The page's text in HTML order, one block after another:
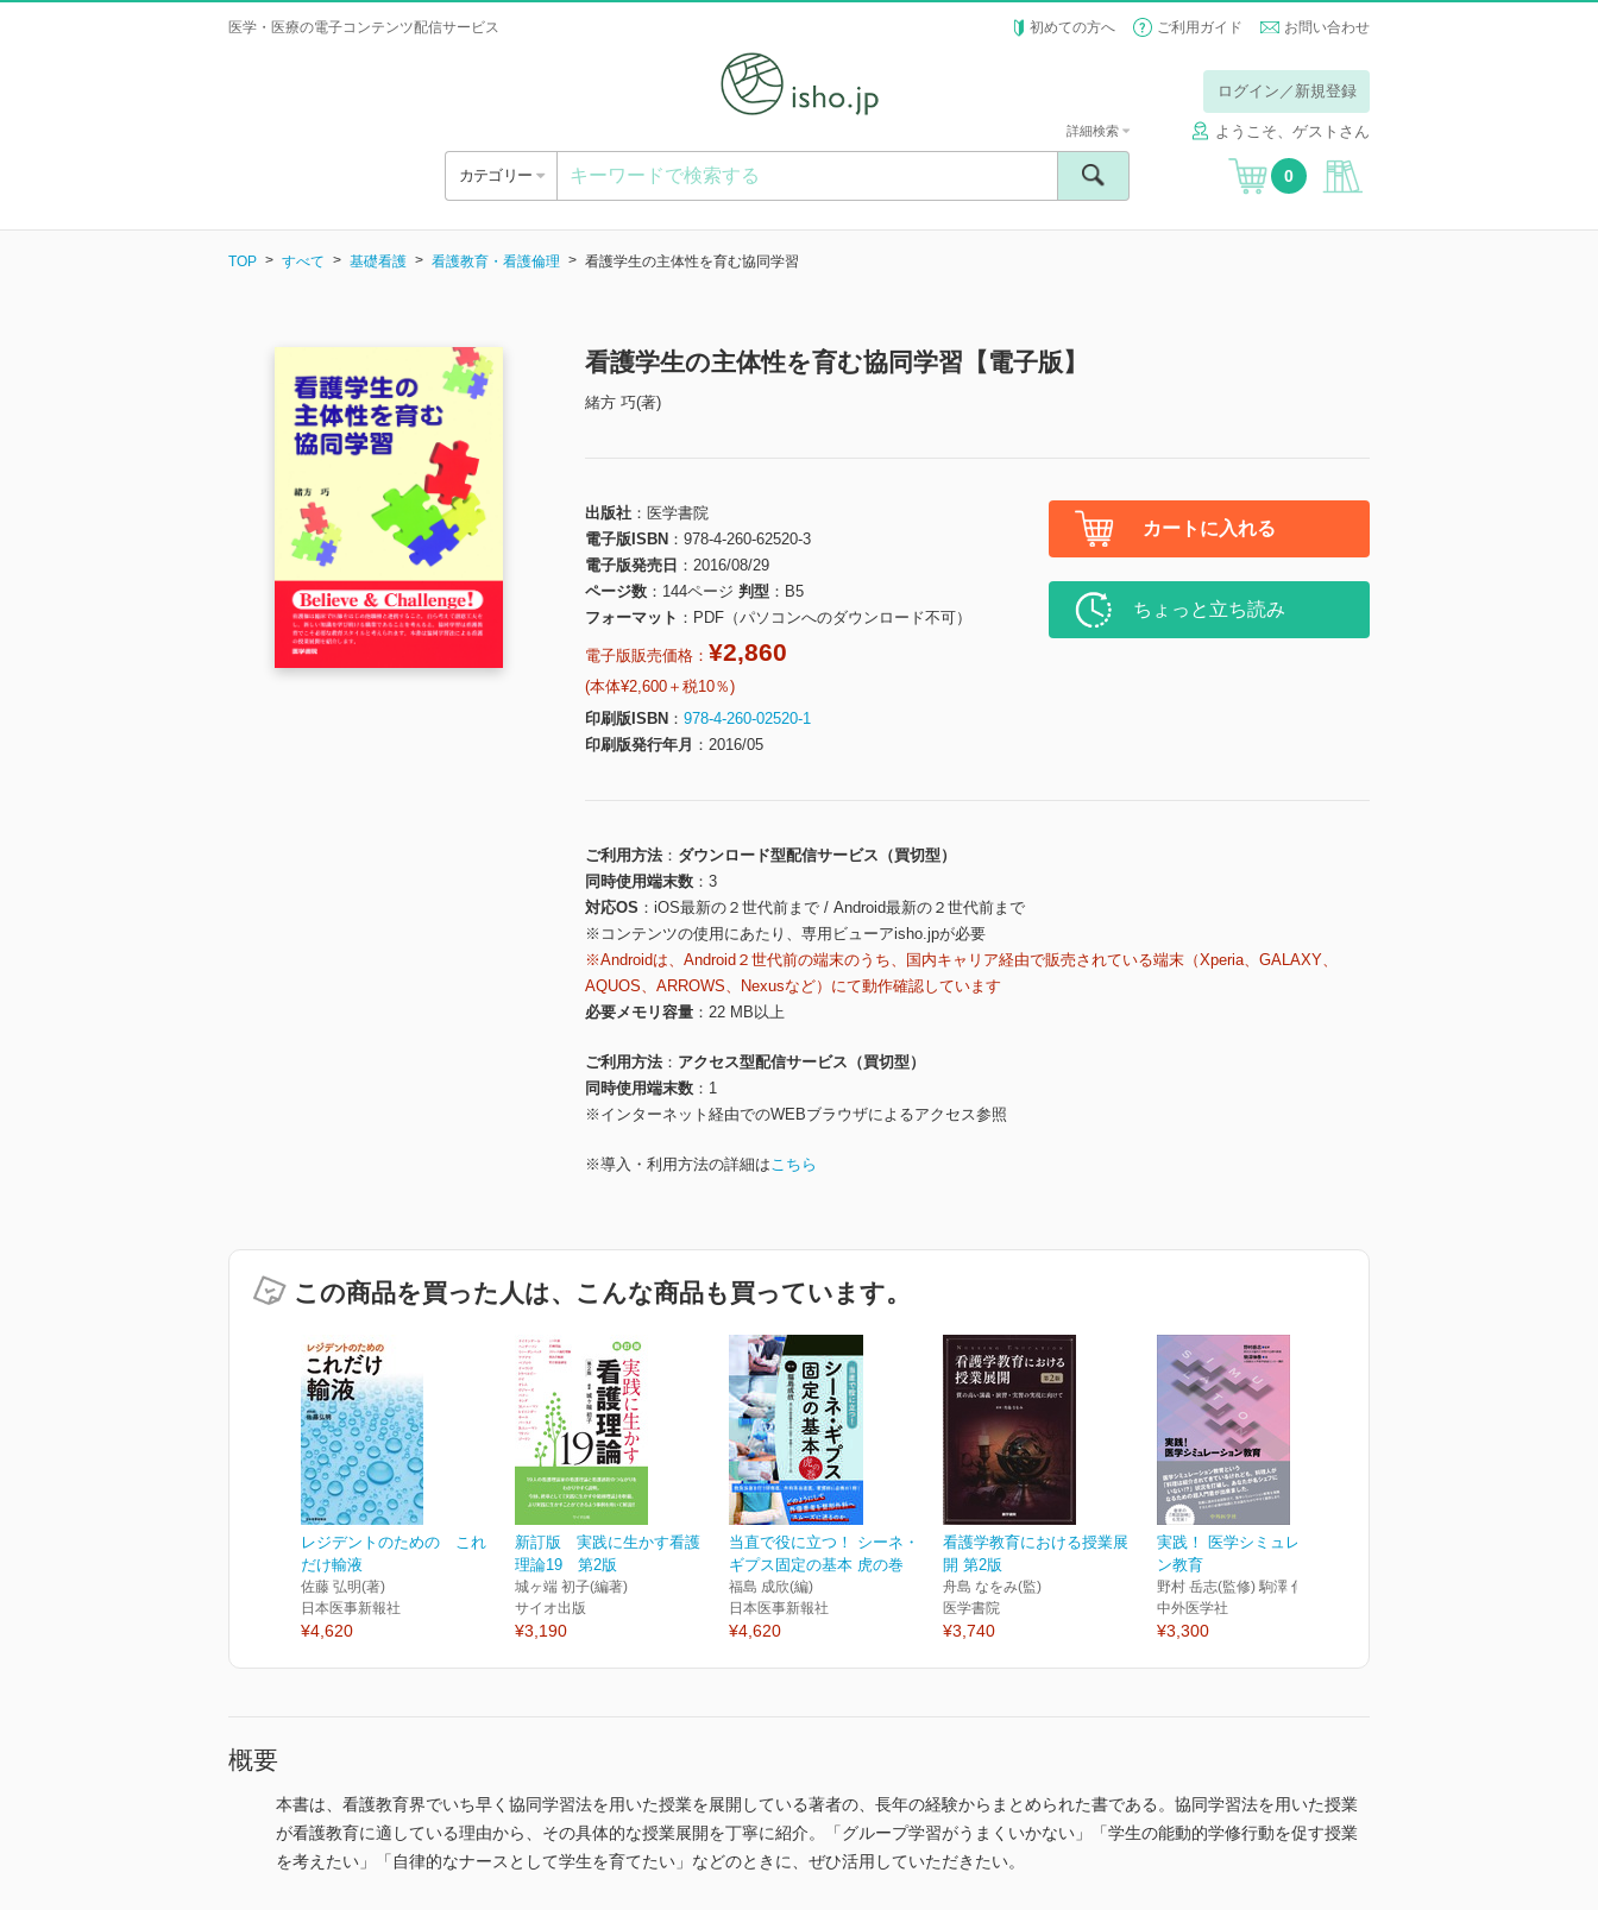
医学・医療の電子コンテンツ配信サービス 初めての方へ ご利用ガイド お問い合わせ
ログイン／新規登録
ようこそ、ゲストさん
カテゴリー
詳細検索
0
TOP すべて 基礎看護 看護教育・看護倫理 看護学生の主体性を育む協同学習
看護学生の主体性を育む協同学習【電子版】
緒方 巧(著)
出版社
医学書院
電子版ISBN
978-4-260-62520-3
電子版発売日
2016/08/29
ページ数
144ページ 判型
B5
フォーマット
PDF（パソコンへのダウンロード不可）
電子版販売価格： ¥2,860
(本体¥2,600＋税10％)
印刷版ISBN
978-4-260-02520-1
印刷版発行年月
2016/05
カートに入れる
ちょっと立ち読み
ご利用方法
ダウンロード型配信サービス（買切型）
同時使用端末数
3
対応OS
iOS最新の２世代前まで / Android最新の２世代前まで
※コンテンツの使用にあたり、専用ビューアisho.jpが必要
※Androidは、Android２世代前の端末のうち、国内キャリア経由で販売されている端末（Xperia、GALAXY、
AQUOS、ARROWS、Nexusなど）にて動作確認しています
必要メモリ容量
22 MB以上
ご利用方法
アクセス型配信サービス（買切型）
同時使用端末数
1
※インターネット経由でのWEBブラウザによるアクセス参照
※導入・利用方法の詳細はこちら
この商品を買った人は、こんな商品も買っています。
レジデントのための これ
だけ輸液
佐藤 弘明(著)
日本医事新報社
¥4,620
新訂版 実践に生かす看護
理論19 第2版
城ヶ端 初子(編著)
サイオ出版
¥3,190
当直で役に立つ！ シーネ・
ギプス固定の基本 虎の巻
福島 成欣(編)
日本医事新報社
¥4,620
看護学教育における授業展
開 第2版
舟島 なをみ(監)
医学書院
¥3,740
実践！ 医学シミュレーショ
ン教育
野村 岳志(監修) 駒澤 伸泰(著)
中外医学社
¥3,300
概要
本書は、看護教育界でいち早く協同学習法を用いた授業を展開している著者の、長年の経験からまとめられた書である。協同学習法を用いた授業
が看護教育に適している理由から、その具体的な授業展開を丁寧に紹介。「グループ学習がうまくいかない」「学生の能動的学修行動を促す授業
を考えたい」「自律的なナースとして学生を育てたい」などのときに、ぜひ活用していただきたい。